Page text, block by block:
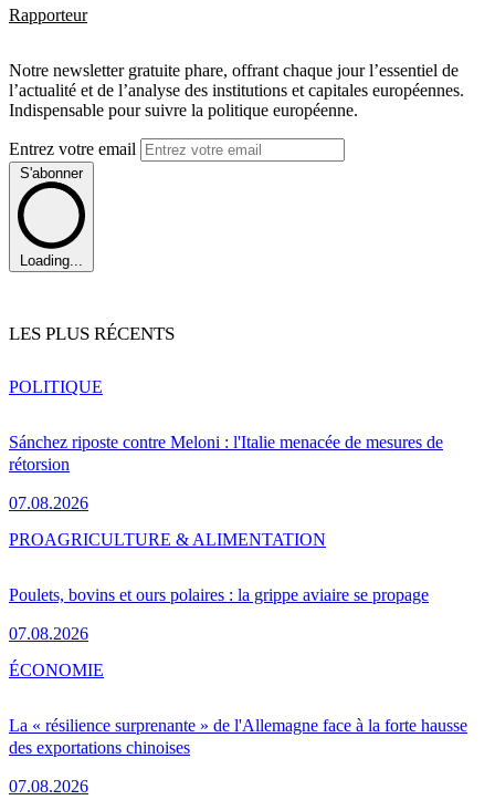
Rapporteur
Notre newsletter gratuite phare, offrant chaque jour l’essentiel de
l’actualité et de l’analyse des institutions et capitales européennes.
Indispensable pour suivre la politique européenne.
Entrez votre email
S'abonner
Loading...
LES PLUS RÉCENTS
Sánchez riposte contre Meloni : l'Italie menacée de mesures de
rétorsion
07.08.2026
POLITIQUE
Poulets, bovins et ours polaires : la grippe aviaire se propage
07.08.2026
PROAGRICULTURE & ALIMENTATION
La « résilience surprenante » de l'Allemagne face à la forte hausse
des exportations chinoises
07.08.2026
ÉCONOMIE